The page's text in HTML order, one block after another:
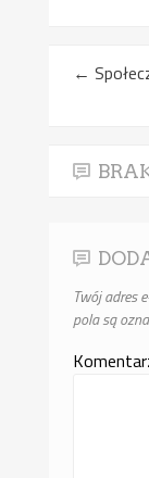
←
Twój adres
pola są